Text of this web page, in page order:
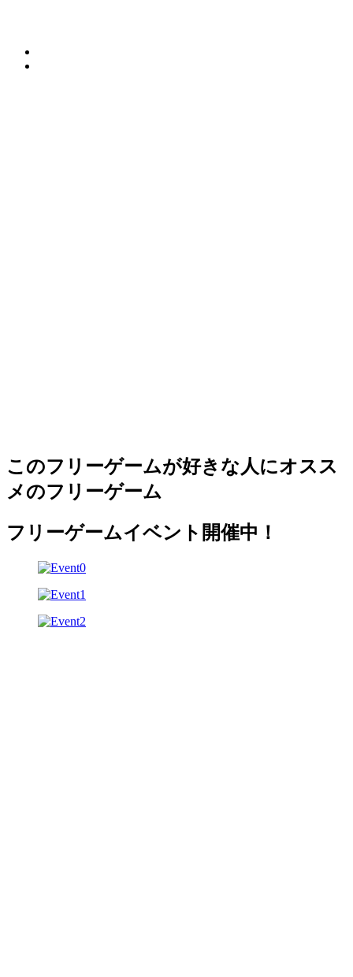
このフリーゲームが好きな人にオスス
メのフリーゲーム
フリーゲームイベント開催中！